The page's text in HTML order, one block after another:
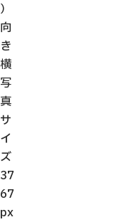
）
向
き
横
写
真
サ
イ
ズ
37
67
px